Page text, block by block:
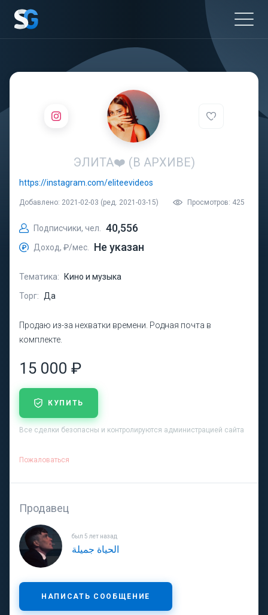
ЭЛИТА❤️ (В АРХИВЕ)
https://instagram.com/eliteevideos
Добавлено: 2021-02-03 (ред. 2021-03-15) Просмотров: 425
Подписчики, чел. 40,556
Доход, ₽/мес. Не указан
Тематика:
Кино и музыка
Торг:
Да
Продаю из-за нехватки времени. Родная почта в
комплекте.
15 000 ₽
КУПИТЬ
Все сделки безопасны и контролируются администрацией сайта
Пожаловаться
Продавец
был 5 лет назад
الحياة جميلة
НАПИСАТЬ СООБЩЕНИЕ